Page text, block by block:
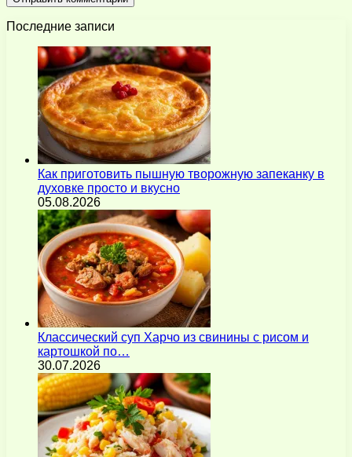
Последние записи
Как приготовить пышную творожную запеканку в
духовке просто и вкусно
05.08.2026
Классический суп Харчо из свинины с рисом и
картошкой по…
30.07.2026